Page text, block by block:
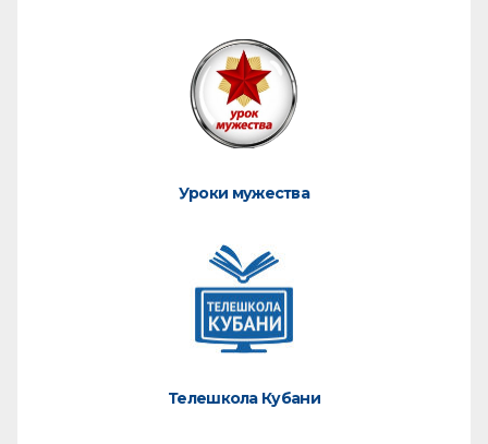
Уроки мужества
Телешкола Кубани